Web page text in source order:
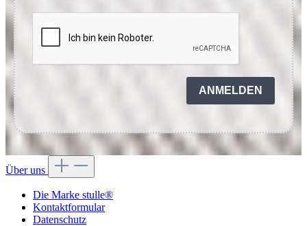
ANMELDEN
Über uns
Die Marke stulle®
Kontaktformular
Datenschutz